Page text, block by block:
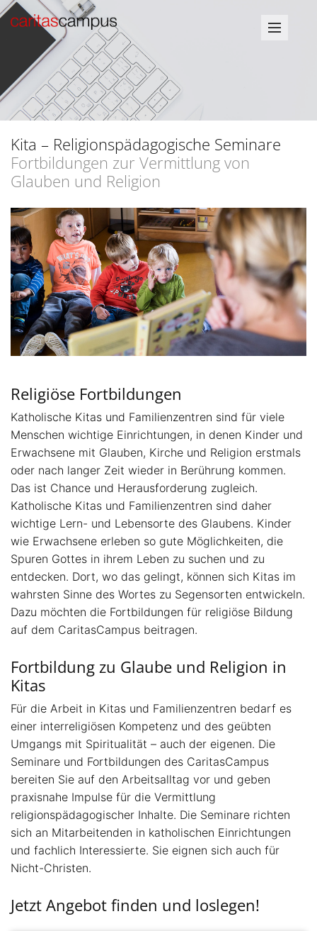
Kita – Religionspädagogische Seminare
Fortbildungen zur Vermittlung von
Glauben und Religion
Religiöse Fortbildungen
Katholische Kitas und Familienzentren sind für viele
Menschen wichtige Einrichtungen, in denen Kinder und
Erwachsene mit Glauben, Kirche und Religion erstmals
oder nach langer Zeit wieder in Berührung kommen.
Das ist Chance und Herausforderung zugleich.
Katholische Kitas und Familienzentren sind daher
wichtige Lern- und Lebensorte des Glaubens. Kinder
wie Erwachsene erleben so gute Möglichkeiten, die
Spuren Gottes in ihrem Leben zu suchen und zu
entdecken. Dort, wo das gelingt, können sich Kitas im
wahrsten Sinne des Wortes zu Segensorten entwickeln.
Dazu möchten die Fortbildungen für religiöse Bildung
auf dem CaritasCampus beitragen.
Fortbildung zu Glaube und Religion in
Kitas
Für die Arbeit in Kitas und Familienzentren bedarf es
einer interreligiösen Kompetenz und des geübten
Umgangs mit Spiritualität – auch der eigenen. Die
Seminare und Fortbildungen des CaritasCampus
bereiten Sie auf den Arbeitsalltag vor und geben
praxisnahe Impulse für die Vermittlung
religionspädagogischer Inhalte. Die Seminare richten
sich an Mitarbeitenden in katholischen Einrichtungen
und fachlich Interessierte. Sie eignen sich auch für
Nicht-Christen.
Jetzt Angebot finden und loslegen!